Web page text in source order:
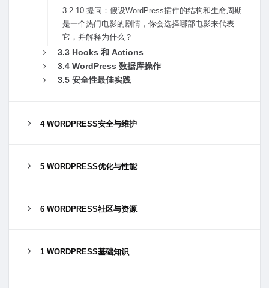
3.2.10 提问：假设WordPress插件的结构和⽣命周期
是⼀个热门电影的剧情，你会选择哪部电影来代表
它，并解释为什么？
3.3 Hooks 和 Actions
3.4 WordPress 数据库操作
3.5 安全性最佳实践
4 WORDPRESS安全与维护
5 WORDPRESS优化与性能
6 WORDPRESS社区与资源
1 WORDPRESS基础知识